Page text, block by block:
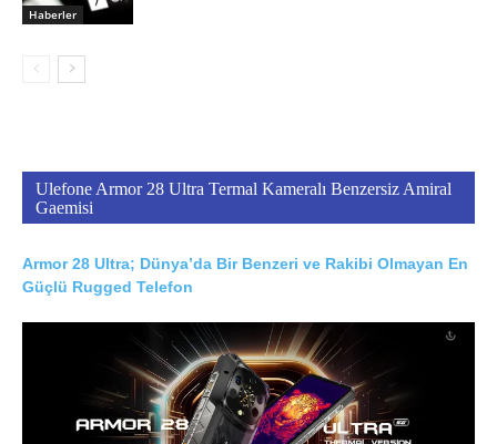
Haberler
Ulefone Armor 28 Ultra Termal Kameralı Benzersiz Amiral
Gaemisi
Armor 28 Ultra; Dünya’da Bir Benzeri ve Rakibi Olmayan En
Güçlü Rugged Telefon